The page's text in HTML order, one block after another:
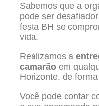
Sabemos que a
pode ser
festa BH se
vida.
Realizamos a
camarão em
Horizonte, de
Você pode contar